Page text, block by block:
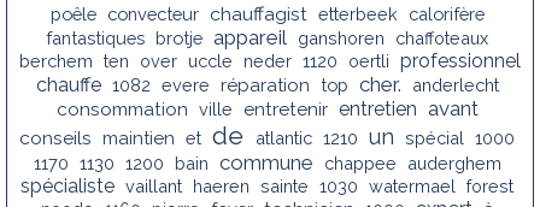
poêle convecteur chauffagist etterbeek
calorifère
fantastiques brotje appareil ganshoren
chaffoteaux
berchem ten over uccle neder 1120 oertli professionnel
chauffe 1082 evere réparation top cher. anderlecht
consommation ville entretenir entretien avant
conseils maintien et de atlantic 1210 un spécial
1000
1170 1130 1200 bain commune chappee auderghem
spécialiste vaillant haeren sainte 1030 watermael
forest